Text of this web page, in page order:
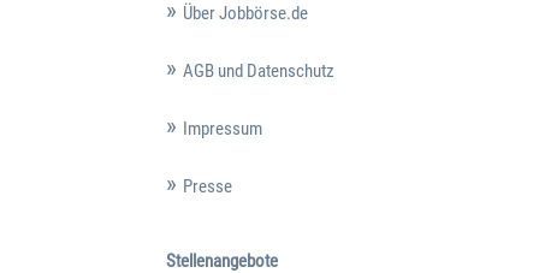
Über Jobbörse.de
AGB und Datenschutz
Impressum
Presse
Stellenangebote